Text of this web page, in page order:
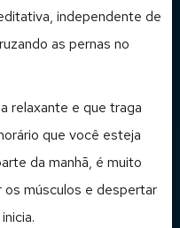
independente de
as pernas no
relaxante e que traga
que você esteja
da manhã, é muito
músculos e despertar